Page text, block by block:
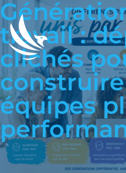
travail :
clichés
équipes